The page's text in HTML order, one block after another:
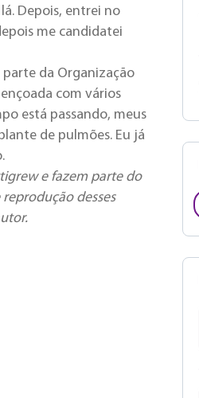
Depois, entrei no
me candidatei
da Organização
com vários
está passando, meus
de pulmões. Eu já
e fazem parte do
desses